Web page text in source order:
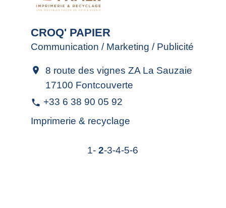
CROQ' PAPIER
Communication / Marketing / Publicité
location_on
8 route des vignes ZA La Sauzaie
17100 Fontcouverte
phone +33 6 38 90 05 92
Imprimerie & recyclage
1-2-3-4-5-6